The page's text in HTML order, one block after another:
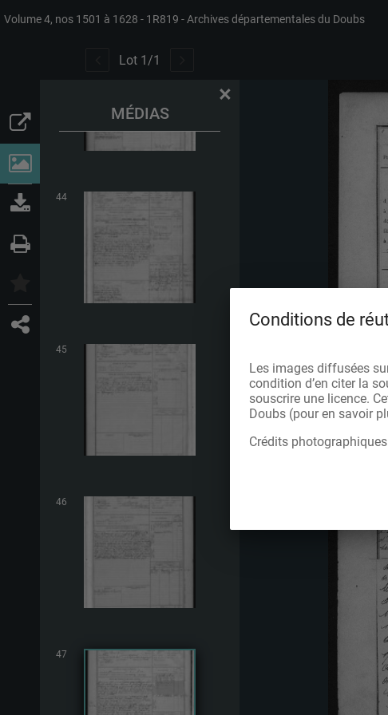
Volume 4, nos 1501 à 1628 1R819 Archives départementales du Doubs
Lot 1 /1
MÉDIAS
×
44
45
46
47
Conditions de
Les images diffusées
condition d’en citer la
souscrire une licence.
Doubs (pour en savoir
Crédits